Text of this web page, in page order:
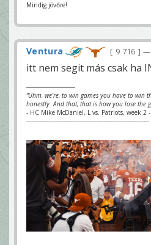
Mindig jövőre!
Ventura 9 716 —
itt nem segit más csak ha
“Uhm, we’re, to win games you have to win
honestly. And that, that is how you lose the
- HC Mike McDaniel, L vs. Patriots, week 2 -
-------------------------------------------------------------------